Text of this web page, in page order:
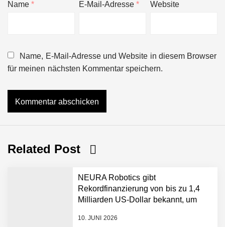
Name* E-Mail-Adresse* Website
Name, E-Mail-Adresse und Website in diesem Browser
für meinen nächsten Kommentar speichern.
Related Post
NEURA Robotics gibt
Rekordfinanzierung von bis zu 1,4
Milliarden US-Dollar bekannt, um
Physical-AI-Plattform zu
10. JUNI 2026